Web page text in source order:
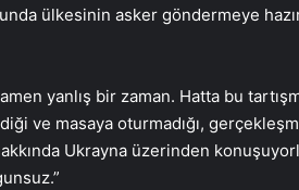
ülkesinin asker göndermeye
yanlış bir zaman. Hatta bu
ve masaya oturmadığı,
Ukrayna üzerinden